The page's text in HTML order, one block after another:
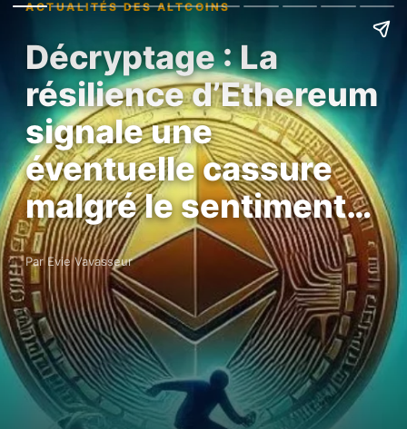
ACTUALITÉS DES ALTCOINS
Décryptage : La
résilience d’Ethereum
signale une
éventuelle cassure
malgré le sentiment…
Par Evie Vavasseur